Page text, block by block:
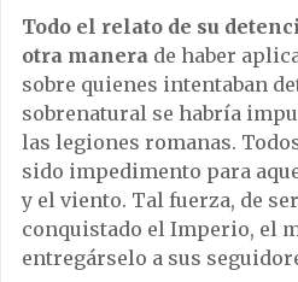
Todo el relato de su
otra manera de haber
sobre quienes intentaban
sobrenatural se habría
las legiones romanas.
sido impedimento para
y el viento. Tal fuerza, de
conquistado el Imperio, el
entregárselo a sus